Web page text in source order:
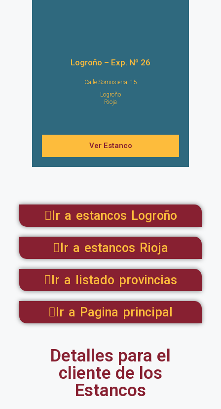
Logroño – Exp. Nº 26
Calle Somosierra, 15
Logroño
Rioja
Ver Estanco
Ir a estancos Logroño
Ir a estancos Rioja
Ir a listado provincias
Ir a Pagina principal
Detalles para el
cliente de los
Estancos